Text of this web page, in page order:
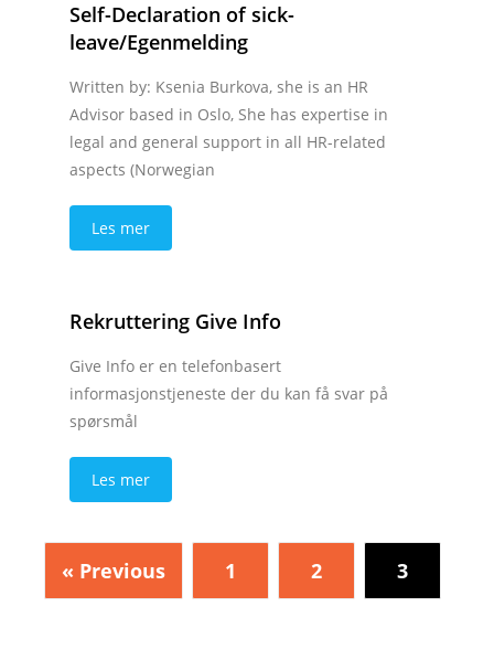
Self-Declaration of sick-
leave/Egenmelding
Written by: Ksenia Burkova, she is an HR
Advisor based in Oslo, She has expertise in
legal and general support in all HR-related
aspects (Norwegian
Les mer
Rekruttering Give Info
Give Info er en telefonbasert
informasjonstjeneste der du kan få svar på
spørsmål
Les mer
« Previous 1 2 3